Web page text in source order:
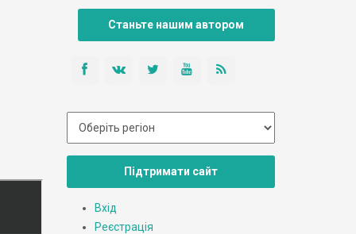
Станьте нашим автором
Підтримати сайт
Вхід
Реєстрація